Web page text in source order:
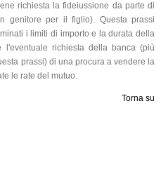
richiesta la fideiussione da parte di
genitore per il figlio). Questa prassi
i limiti di importo e la durata della
l'eventuale richiesta della banca (più
prassi) di una procura a vendere la
le rate del mutuo.
Torna su